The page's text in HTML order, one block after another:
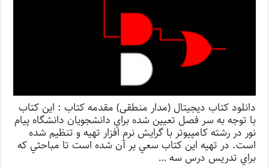
دانلود کتاب دیجیتال (مدار منطقی) مقدمه کتاب : اين كتاب
با توجه به سر فصل تعيين شده براي دانشجويان دانشگاه پيام
نور در رشته كامپيوتر با گرايش نرم افزار تهيه و تنظيم شده
است. در تهيه اين كتاب سعي بر آن شده است تا مباحثي كه
براي تدريس درس سه …